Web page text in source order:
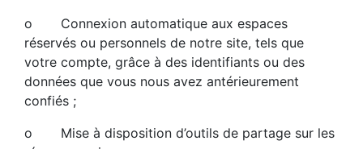
o Connexion automatique aux espaces
réservés ou personnels de notre site, tels que
votre compte, grâce à des identifiants ou des
données que vous nous avez antérieurement
confiés ;
o Mise à disposition d’outils de partage sur les